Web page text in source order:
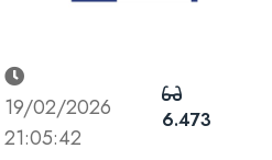
19/02/2026
21:05:42
6.473